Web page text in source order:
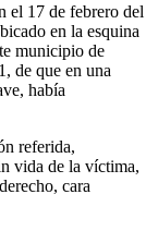
el 17 de febrero del
en la esquina
municipio de
de que en una
había
referida,
vida de la víctima,
cara